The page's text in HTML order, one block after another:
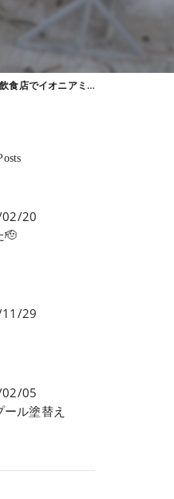
飲食店でイオニアミ…
20
🫡
29
05
ル塗替え